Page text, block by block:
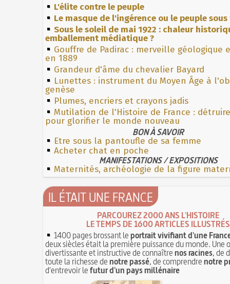
L'élite contre le peuple
Le masque de l'ingérence ou le peuple
Sous le soleil de mai 1922 : chaleur
emballement médiatique ?
Gouffre de Padirac : merveille géologique
en 1889
Grandeur d'âme du chevalier Bayard
Lunettes : instrument du Moyen Âge à
genèse
Plumes, encriers et crayons jadis
Mutilation de l'Histoire de France :
pour glorifier le monde nouveau
BON À SAVOIR
Etre sous la pantoufle de sa femme
Acheter chat en poche
MANIFESTATIONS / EXPOSITIONS
Maternités, archéologie de la figure
IL ÉTAIT UNE FRANCE
PARCOUREZ 2000 ANS L'HISTOIRE
LE TEMPS DE 1600 ARTICLES ILLUSTRÉS
1400 pages brossant leportrait vivifiant d'une
deux siècles était la première puissance du monde. Une
divertissante et instructive de connaîtrenos racines, de
toute la richesse denotre passé, de comprendrenotre
d'entrevoir lefutur d'un pays millénaire